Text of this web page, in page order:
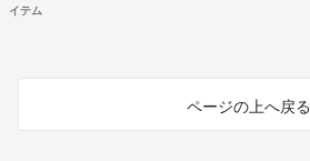
イテム
ページの上へ戻る